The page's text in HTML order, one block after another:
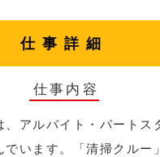
仕事詳細
仕事内容
、アルバイト・パートス
でいます。「清掃クルー